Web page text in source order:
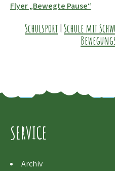
Flyer „Bewegte Pause“
Schulsport|Schule mit
SERVICE
Archiv